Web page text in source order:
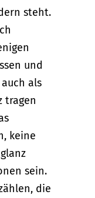
steht.
und
als
tragen
keine
sein.
die